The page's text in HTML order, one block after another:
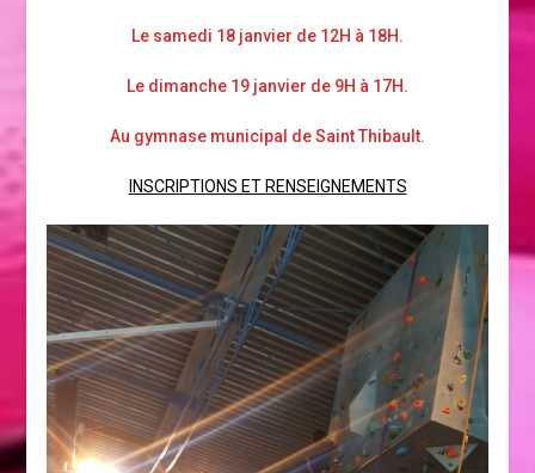
Le samedi 18 janvier de 12H à 18H.
Le dimanche 19 janvier de 9H à 17H.
Au gymnase municipal de Saint Thibault.
INSCRIPTIONS ET RENSEIGNEMENTS